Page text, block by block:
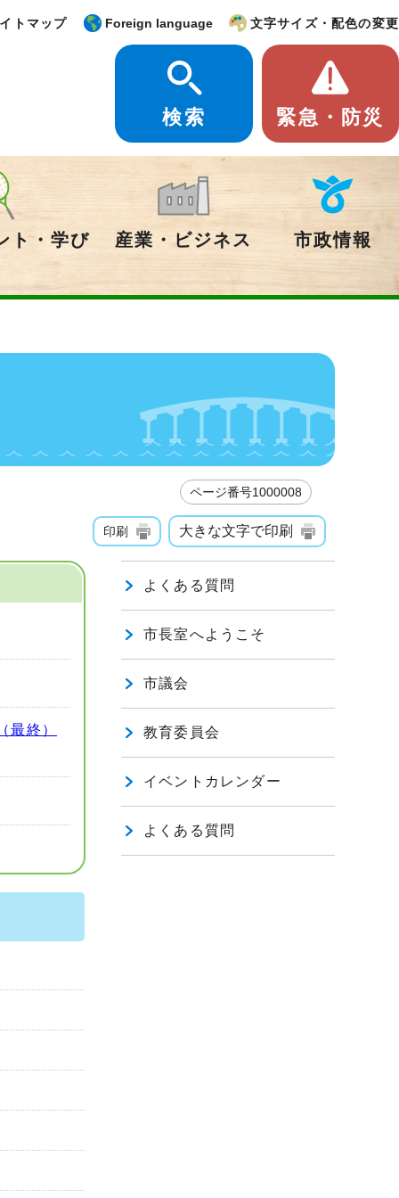
トマップ Foreign language 文字サイズ・配色の変更
検索 緊急・防災
ト・学び 産業・ビジネス 市政情報
ページ番号1000008
印刷 大きな文字で印刷
最終）
よくある質問
市長室へようこそ
市議会
教育委員会
イベントカレンダー
よくある質問